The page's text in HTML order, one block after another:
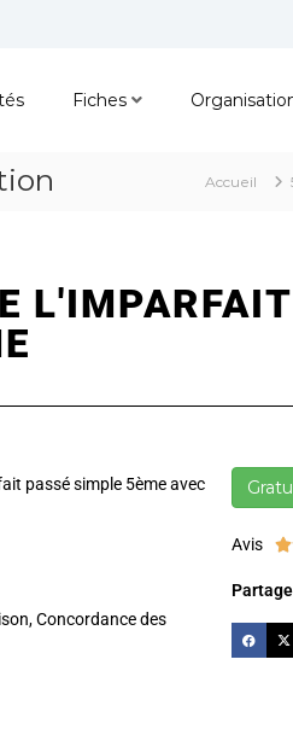
Fiches
Accueil
passé simple 5ème avec
Concordance des
Avis 